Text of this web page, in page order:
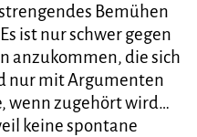
Bemühen
ist nur schwer gegen
anzukommen, die sich
nur mit Argumenten
wenn zugehört wird…
keine spontane